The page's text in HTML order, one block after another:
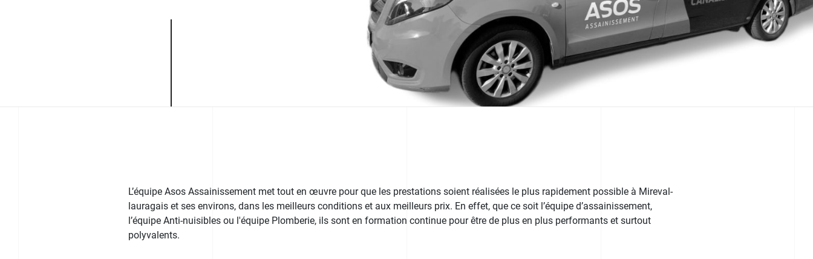
L’équipe Asos Assainissement met tout en œuvre pour que les prestations soient réalisées le plus rapidement possible à Mireval-
lauragais et ses environs, dans les meilleurs conditions et aux meilleurs prix. En effet, que ce soit l’équipe d’assainissement,
l’équipe Anti-nuisibles ou l'équipe Plomberie, ils sont en formation continue pour être de plus en plus performants et surtout
polyvalents.